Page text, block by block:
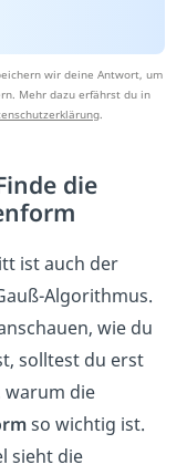
wir deine Antwort, um
Mehr dazu erfährst du in
.
die
ist auch der
Algorithmus.
wie du
solltest du erst
warum die
so wichtig ist.
sieht die